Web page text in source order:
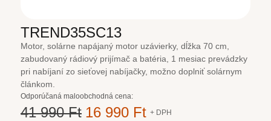
TREND35SC13
Motor, solárne napájaný motor uzávierky, dĺžka 70 cm,
zabudovaný rádiový prijímač a batéria, 1 mesiac prevádzky
pri nabíjaní zo sieťovej nabíjačky, možno doplniť solárnym
článkom.
Odporúčaná maloobchodná cena:
41 990 Ft 16 990 Ft + DPH